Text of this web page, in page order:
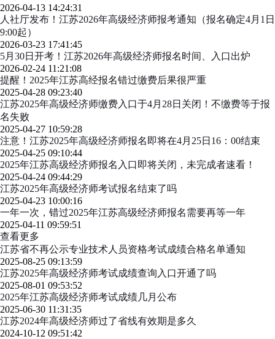
2026-04-13 14:24:31
人社厅发布！江苏2026年高级经济师报考通知（报名确定4月1日
9:00起）
2026-03-23 17:41:45
5月30日开考！江苏2026年高级经济师报名时间、入口出炉
2026-02-24 11:21:08
提醒！2025年江苏高经报名错过缴费后果很严重
2025-04-28 09:23:40
江苏2025年高级经济师缴费入口于4月28日关闭！不缴费等于报
名失败
2025-04-27 10:59:28
注意！江苏2025年高级经济师报名即将在4月25日16：00结束
2025-04-25 09:10:44
2025年江苏高级经济师报名入口即将关闭，未完成者速看！
2025-04-24 09:44:29
江苏2025年高级经济师考试报名结束了吗
2025-04-23 10:00:16
一年一次，错过2025年江苏高级经济师报名需要再等一年
2025-04-11 09:59:51
查看更多
江苏省不再公示专业技术人员资格考试成绩合格名单通知
2025-08-25 09:13:59
江苏2025年高级经济师考试成绩查询入口开通了吗
2025-08-01 09:53:52
2025年江苏高级经济师考试成绩几月公布
2025-06-30 11:31:35
江苏2024年高级经济师过了省线有效期是多久
2024-10-12 09:51:42